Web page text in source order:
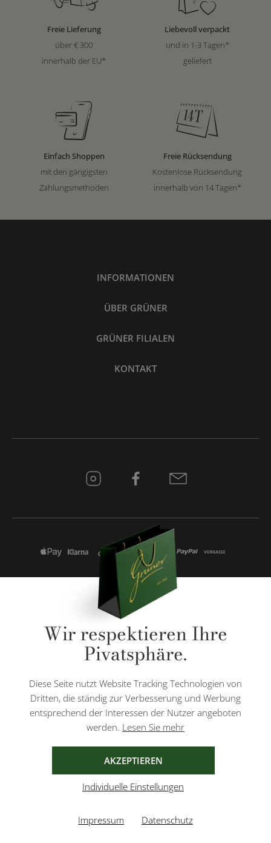
Freie Lieferung
über € 300
innerhalb der EU*
Liebevoll verpackt
und in 1-3 Tagen*
geliefert
Einfach Shoppen
mit den gängigsten
Zahlungsmethoden
Freie Rücksendung
Kostenlose Rücksendung
innerhalb von 14 Tagen*
INFORMATIONEN
ÜBER GRÜNER
GRÜNER FILIALEN
KONTAKT
* Alle Preise inkl. gesetzl. Mehrwertsteuer zzgl.
Nachnahmegebühren, wenn nicht anders angegeben.
Diese Website ist durch reCAPTCHA geschützt und es gelten die
Wir respektieren Ihre
Pivatsphäre.
Diese Seite nutzt Website Tracking Technologien von
Dritten, die ständig zur Verbesserung und Werbung
entsprechend der Interessen der Nutzer angeboten
werden. Lesen Sie mehr
AKZEPTIEREN
Individuelle Einstellungen
Impressum Datenschutz